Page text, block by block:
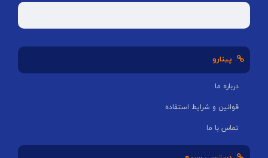
پینارو
درباره ما
قوانین و شرایط استفاده
تماس با ما